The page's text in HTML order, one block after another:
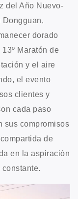
del Año Nuevo-
Dongguan,
dorado
Maratón de
y el aire
el evento
clientes y
cada paso
sus compromisos
de
en la aspiración